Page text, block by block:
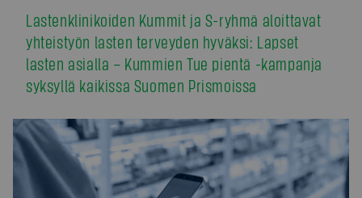
Lastenklinikoiden Kummit ja S-ryhmä aloittavat
yhteistyön lasten terveyden hyväksi: Lapset
lasten asialla – Kummien Tue pientä -kampanja
syksyllä kaikissa Suomen Prismoissa